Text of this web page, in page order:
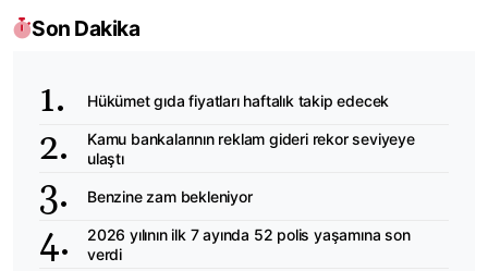
Son Dakika
Hükümet gıda fiyatları haftalık takip edecek
Kamu bankalarının reklam gideri rekor seviyeye
ulaştı
Benzine zam bekleniyor
2026 yılının ilk 7 ayında 52 polis yaşamına son
verdi